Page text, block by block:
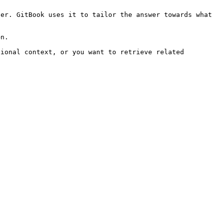
GitBook uses it to tailor the answer towards what
context, or you want to retrieve related